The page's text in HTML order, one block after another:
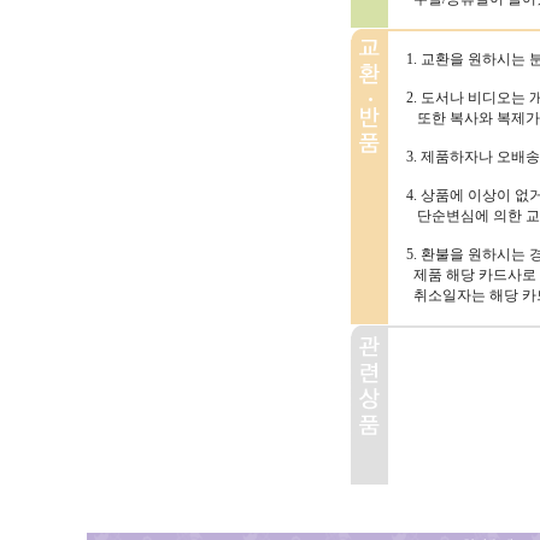
1. 교환을 원하시는
2. 도서나 비디오는
또한 복사와 복제
3. 제품하자나 오배
4. 상품에 이상이 없
단순변심에 의한
5. 환불을 원하시는
제품 해당 카드사
취소일자는 해당